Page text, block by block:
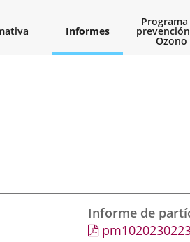
Informes
Ozono
Informe de